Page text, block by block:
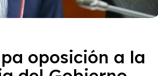
oposición a la